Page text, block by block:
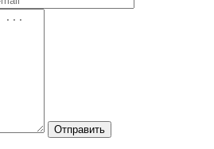
Отправить